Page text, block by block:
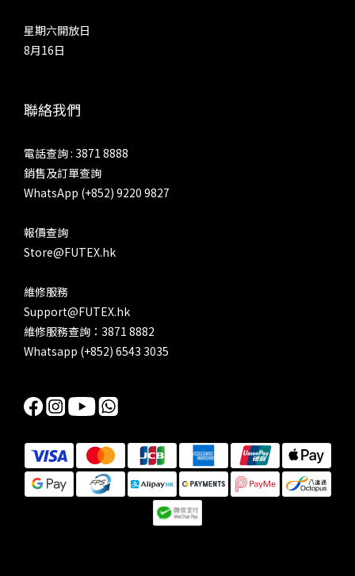
星期六開放日
8月16日
聯絡我們
電話查詢 : 3871 8888
銷售及訂單查詢
WhatsApp (+852) 9220 9827
報價查詢
Store@FUTEX.hk
維修服務
Support@FUTEX.hk
維修服務查詢：3871 8882
Whatsapp (+852) 6543 3035